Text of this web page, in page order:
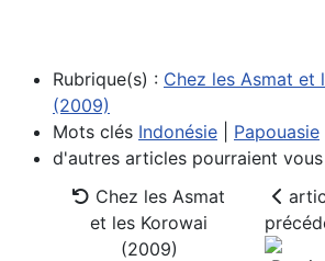
Rubrique(s) : Chez les Asmat et
(2009)
Mots clés Indonésie
Papouasie
d'autres articles pourraient
Chez les Asmat
et les Korowai
(2009)